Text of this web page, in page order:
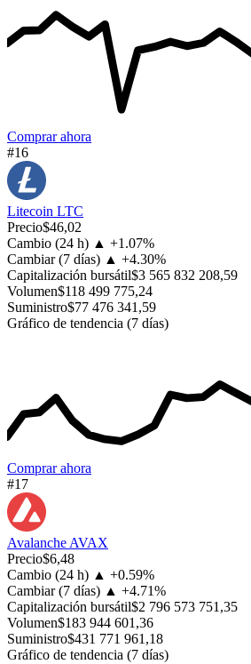
Comprar ahora
#16
Litecoin LTC
Precio$46,02
Cambio (24 h) ▲ +1.07%
Cambiar (7 días) ▲ +4.30%
Capitalización bursátil$3 565 832 208,59
Volumen$118 499 775,24
Suministro$77 476 341,59
Gráfico de tendencia (7 días)
Comprar ahora
#17
Avalanche AVAX
Precio$6,48
Cambio (24 h) ▲ +0.59%
Cambiar (7 días) ▲ +4.71%
Capitalización bursátil$2 796 573 751,35
Volumen$183 944 601,36
Suministro$431 771 961,18
Gráfico de tendencia (7 días)